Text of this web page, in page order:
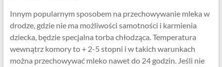
Innym popularnym sposobem na przechowywanie mleka w
drodze, gdzie nie ma możliwości samotności i karmienia
dziecka, będzie specjalna torba chłodząca. Temperatura
wewnątrz komory to + 2-5 stopni i w takich warunkach
można przechowywać mleko nawet do 24 godzin. Jeśli nie